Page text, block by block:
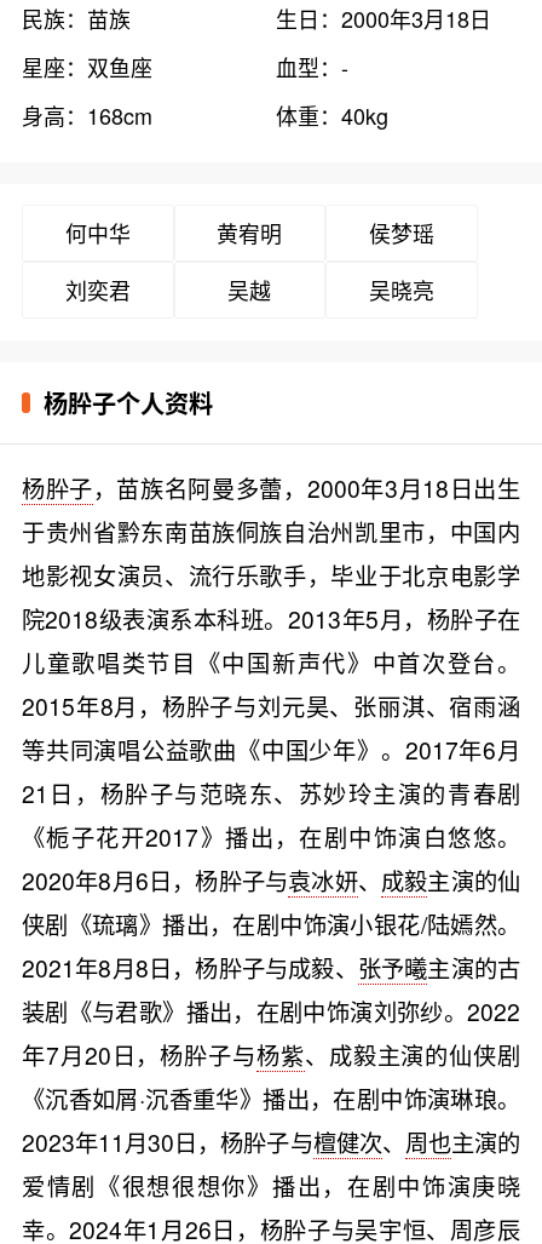
民族：苗族
生日：2000年3月18日
星座：双鱼座
血型：-
身高：168cm
体重：40kg
何中华 黄宥明
侯梦瑶
刘奕君
吴越 吴晓亮
杨肸子个人资料
杨肸子，苗族名阿曼多蕾，2000年3月18日出生
于贵州省黔东南苗族侗族自治州凯里市，中国内
地影视女演员、流行乐歌手，毕业于北京电影学
院2018级表演系本科班。2013年5月，杨肸子在
儿童歌唱类节目《中国新声代》中首次登台。
2015年8月，杨肸子与刘元昊、张丽淇、宿雨涵
等共同演唱公益歌曲《中国少年》。2017年6月
21日，杨肸子与范晓东、苏妙玲主演的青春剧
《栀子花开2017》播出，在剧中饰演白悠悠。
2020年8月6日，杨肸子与袁冰妍、 成毅主演的仙
侠剧《琉璃》播出，在剧中饰演小银花/陆嫣然。
2021年8月8日，杨肸子与成毅、 张予曦主演的古
装剧《与君歌》播出，在剧中饰演刘弥纱。2022
年7月20日，杨肸子与杨紫、成毅主演的仙侠剧
《沉香如屑·沉香重华》播出，在剧中饰演琳琅。
2023年11月30日，杨肸子与檀健次、 周也主演的
爱情剧《很想很想你》播出，在剧中饰演庚晓
幸。2024年1月26日，杨肸子与吴宇恒、周彦辰